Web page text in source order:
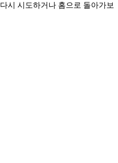
다시 시도하거나 홈으로 돌아가보